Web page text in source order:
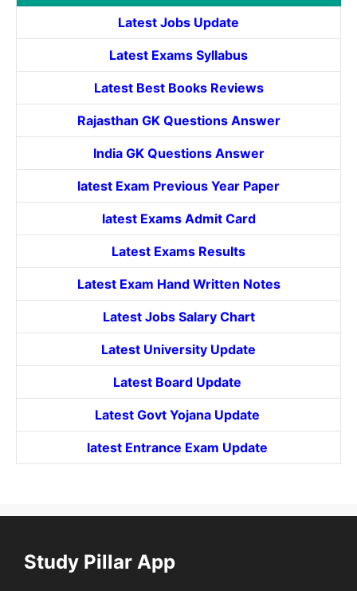
Latest Jobs Update
Latest Exams Syllabus
Latest Best Books Reviews
Rajasthan GK Questions Answer
India GK Questions Answer
latest Exam Previous Year Paper
latest Exams Admit Card
Latest Exams Results
Latest Exam Hand Written Notes
Latest Jobs Salary Chart
Latest University Update
Latest Board Update
Latest Govt YojanaUpdate
latest Entrance Exam Update
Study Pillar App